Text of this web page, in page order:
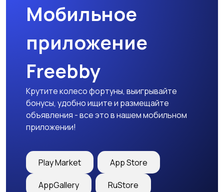
Медицина Начало карьеры
Образование и наука
закупки
Мобильное
приложение
Freebby
Крутите колесо фортуны, выигрывайте
бонусы, удобно ищите и размещайте
объявления - все это в нашем мобильном
приложении!
Play Market App Store
AppGallery RuStore